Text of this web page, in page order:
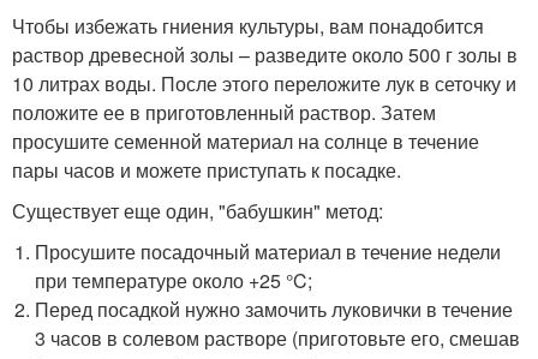
Чтобы избежать гниения культуры, вам понадобится
раствор древесной золы – разведите около 500 г золы в
10 литрах воды. После этого переложите лук в сеточку и
положите ее в приготовленный раствор. Затем
просушите семенной материал на солнце в течение
пары часов и можете приступать к посадке.
Существует еще один, "бабушкин" метод:
Просушите посадочный материал в течение недели
при температуре около +25 °C;
Перед посадкой нужно замочить луковички в течение
3 часов в солевом растворе (приготовьте его, смешав